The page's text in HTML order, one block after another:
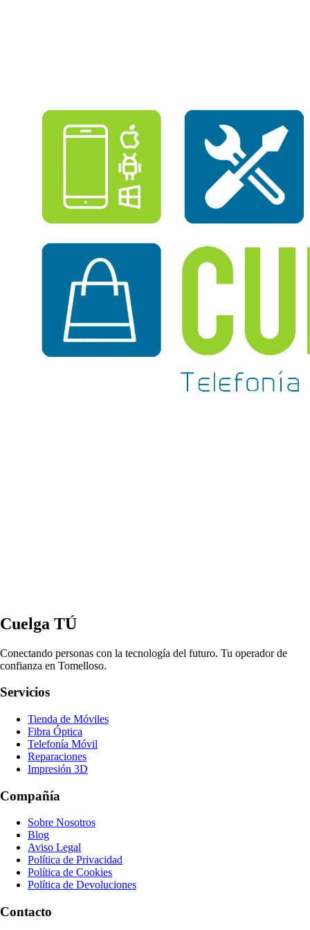
Cuelga TÚ
Conectando personas con la tecnología del futuro. Tu operador de
confianza en Tomelloso.
Servicios
Tienda de Móviles
Fibra Óptica
Telefonía Móvil
Reparaciones
Impresión 3D
Compañía
Sobre Nosotros
Blog
Aviso Legal
Política de Privacidad
Política de Cookies
Política de Devoluciones
Contacto